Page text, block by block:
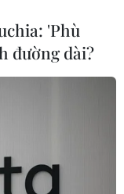
'Phù
đường dài?